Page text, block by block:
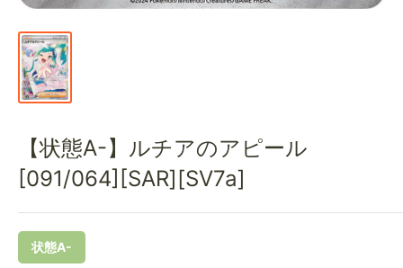
【状態A-】ルチアのアピール
[091/064][SAR][SV7a]
状態A-